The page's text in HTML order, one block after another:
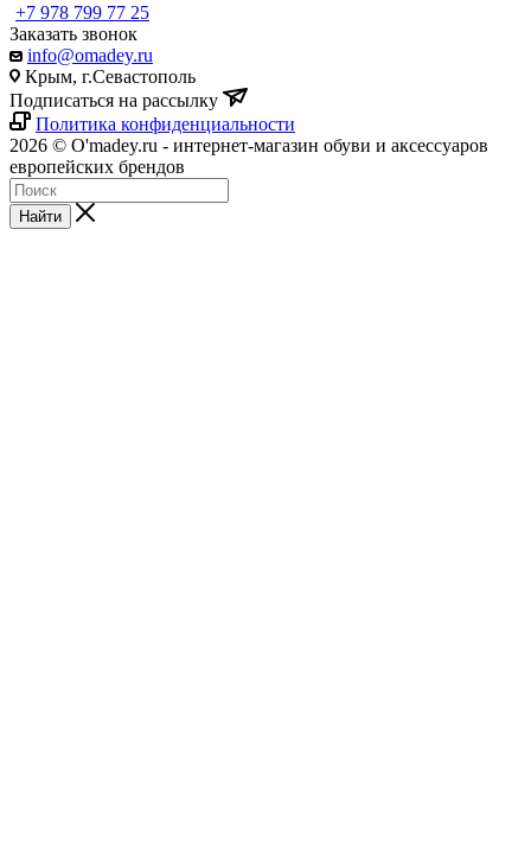
+7 978 799 77 25
Заказать звонок
info@omadey.ru
Крым, г.Севастополь
Подписаться на рассылку
Политика конфиденциальности
2026 © O'madey.ru - интернет-магазин обуви и аксессуаров
европейских брендов
Найти